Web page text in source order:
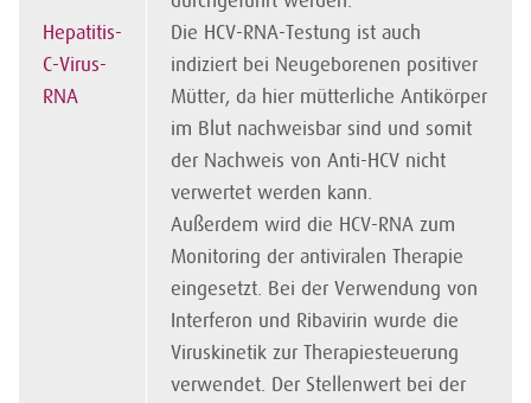
Hepatitis-
C-Virus-
RNA
Die HCV-RNA-Testung ist auch
indiziert bei Neugeborenen positiver
Mütter, da hier mütterliche Antikörper
im Blut nachweisbar sind und somit
der Nachweis von Anti-HCV nicht
verwertet werden kann.
Außerdem wird die HCV-RNA zum
Monitoring der antiviralen Therapie
eingesetzt. Bei der Verwendung von
Interferon und Ribavirin wurde die
Viruskinetik zur Therapiesteuerung
verwendet. Der Stellenwert bei der